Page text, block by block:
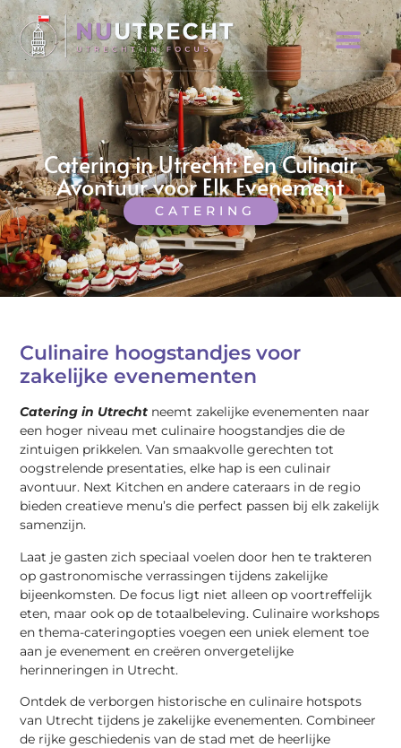
Catering in Utrecht: Een Culinair
Avontuur voor Elk Evenement
CATERING
Culinaire hoogstandjes voor
zakelijke evenementen
Catering in Utrecht neemt zakelijke evenementen naar
een hoger niveau met culinaire hoogstandjes die de
zintuigen prikkelen. Van smaakvolle gerechten tot
oogstrelende presentaties, elke hap is een culinair
avontuur. Next Kitchen en andere cateraars in de regio
bieden creatieve menu’s die perfect passen bij elk zakelijk
samenzijn.
Laat je gasten zich speciaal voelen door hen te trakteren
op gastronomische verrassingen tijdens zakelijke
bijeenkomsten. De focus ligt niet alleen op voortreffelijk
eten, maar ook op de totaalbeleving. Culinaire workshops
en thema-cateringopties voegen een uniek element toe
aan je evenement en creëren onvergetelijke
herinneringen in Utrecht.
Ontdek de verborgen historische en culinaire hotspots
van Utrecht tijdens je zakelijke evenementen. Combineer
de rijke geschiedenis van de stad met de heerlijke